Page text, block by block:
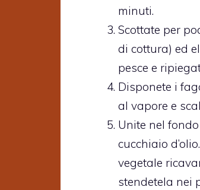
minuti.
Scottate per
di cottura) ed
pesce e
Disponete i
al vapore e
Unite nel
cucchiaio
vegetale
stendetela nei